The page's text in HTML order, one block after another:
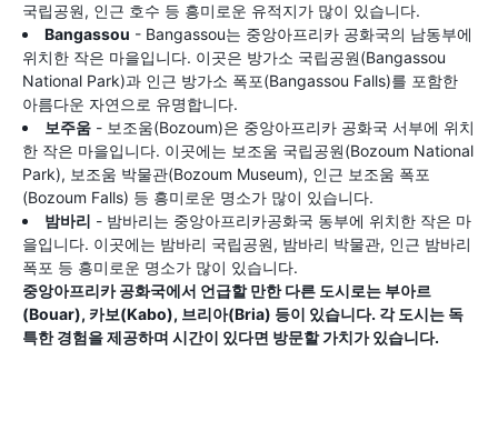
국립공원, 인근 호수 등 흥미로운 유적지가 많이 있습니다.
Bangassou - Bangassou는 중앙아프리카 공화국의 남동부에
위치한 작은 마을입니다. 이곳은 방가소 국립공원(Bangassou
National Park)과 인근 방가소 폭포(Bangassou Falls)를 포함한
아름다운 자연으로 유명합니다.
보주움 - 보조움(Bozoum)은 중앙아프리카 공화국 서부에 위치
한 작은 마을입니다. 이곳에는 보조움 국립공원(Bozoum National
Park), 보조움 박물관(Bozoum Museum), 인근 보조움 폭포
(Bozoum Falls) 등 흥미로운 명소가 많이 있습니다.
밤바리 - 밤바리는 중앙아프리카공화국 동부에 위치한 작은 마
을입니다. 이곳에는 밤바리 국립공원, 밤바리 박물관, 인근 밤바리
폭포 등 흥미로운 명소가 많이 있습니다.
중앙아프리카 공화국에서 언급할 만한 다른 도시로는 부아르
(Bouar), 카보(Kabo), 브리아(Bria) 등이 있습니다. 각 도시는 독
특한 경험을 제공하며 시간이 있다면 방문할 가치가 있습니다.